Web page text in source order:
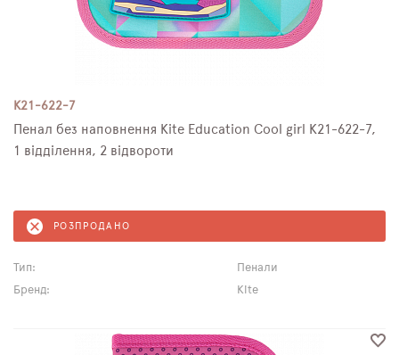
K21-622-7
Пенал без наповнення Kite Education Cool girl K21-622-7,
1 відділення, 2 відвороти
РОЗПРОДАНО
Тип:
Пенали
Бренд:
Kite